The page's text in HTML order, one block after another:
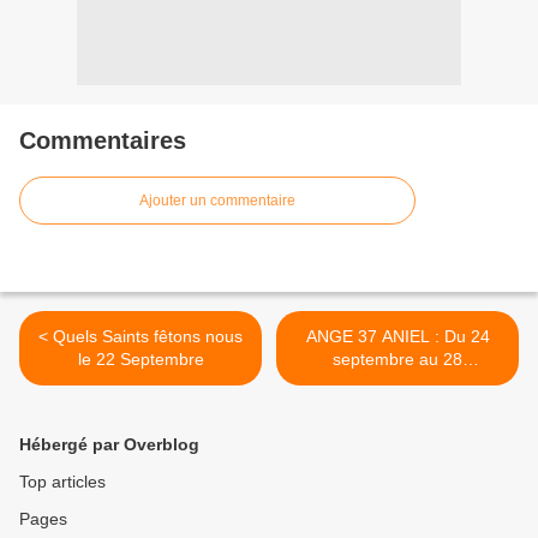
Commentaires
Ajouter un commentaire
< Quels Saints fêtons nous
le 22 Septembre
ANGE 37 ANIEL : Du 24
septembre au 28
Septembre. BRISER LES
Hébergé par Overblog
Top articles
Pages